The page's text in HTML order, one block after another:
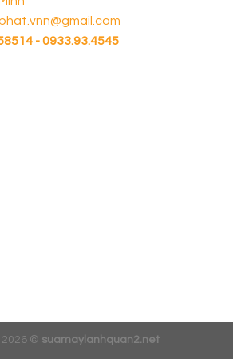
- 0933.93.4545
2026 © suamaylanhquan2.net